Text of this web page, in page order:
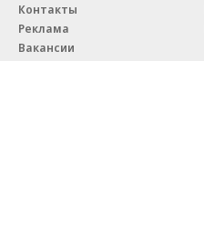
Контакты
Реклама
Вакансии